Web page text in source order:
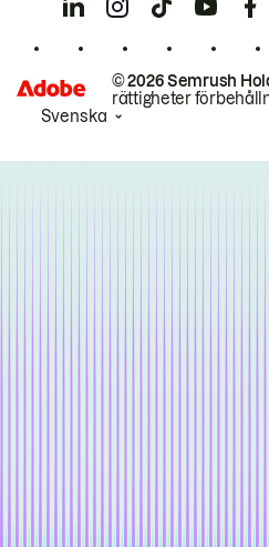
© 2026 Semrush
rättigheter
Svenska